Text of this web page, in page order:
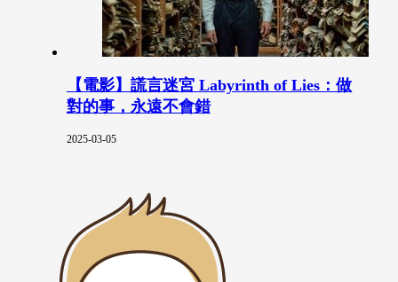
【電影】謊言迷宮 Labyrinth of Lies：做
對的事，永遠不會錯
2025-03-05